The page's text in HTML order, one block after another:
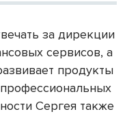
за дирекции
сервисов, а
продукты
Сергея также